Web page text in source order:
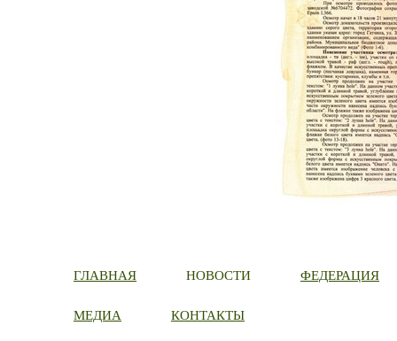
ГЛАВНАЯ НОВОСТИ ФЕДЕРАЦИЯ
МЕДИА КОНТАКТЫ